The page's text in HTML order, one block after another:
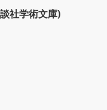
社学術文庫)